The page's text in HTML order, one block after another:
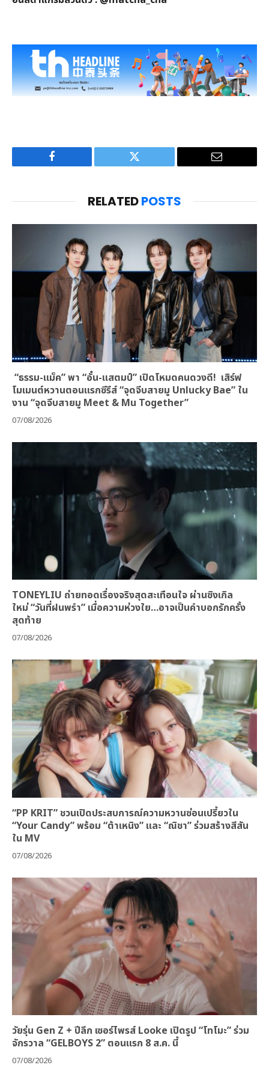
Facebook Twitter Email
RELATEDPOSTS
“ธรรม-แม็ค” พา “อั๋น-แสตมป์” เปิดโหมดคนดวงดี! เสิร์ฟ
โมเมนต์หวานตอนแรกซีรีส์ “จุดจีบสายมู Unlucky Bae” ใน
งาน “จุดจีบสายมู Meet & Mu Together”
07/08/2026
TONEYLIU ถ่ายทอดเรื่องจริงสุดสะเทือนใจ ผ่านซิงเกิล
ใหม่ “วันที่ฝนพรำ” เมื่อความห่วงใย…อาจเป็นคำบอกรักครั้ง
สุดท้าย
07/08/2026
“PP KRIT” ชวนเปิดประสบการณ์ความหวานซ่อนเปรี้ยวใน
“Your Candy” พร้อม “ต้าเหนิง” และ “ณิชา” ร่วมสร้างสีสัน
ใน MV
07/08/2026
วัยรุ่น Gen Z + ปีลึก เซอร์ไพรส์ Looke เปิดรูป “โทโมะ” ร่วม
จักรวาล “GELBOYS 2” ตอนแรก 8 ส.ค. นี้
07/08/2026